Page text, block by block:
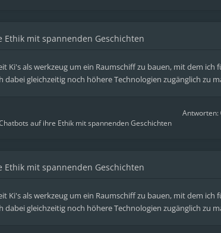
mit spannenden Geschichten
Ki's als werkzeug um ein Raumschiff zu bauen, mit dem
gleichzeitig noch höhere Technologien zugänglich zu
auf ihre Ethik mit spannenden Geschichten
Antworten:
mit spannenden Geschichten
Ki's als werkzeug um ein Raumschiff zu bauen, mit dem
gleichzeitig noch höhere Technologien zugänglich zu